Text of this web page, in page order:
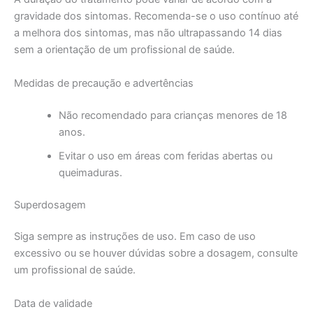
gravidade dos sintomas. Recomenda-se o uso contínuo até
a melhora dos sintomas, mas não ultrapassando 14 dias
sem a orientação de um profissional de saúde.
Medidas de precaução e advertências
Não recomendado para crianças menores de 18
anos.
Evitar o uso em áreas com feridas abertas ou
queimaduras.
Superdosagem
Siga sempre as instruções de uso. Em caso de uso
excessivo ou se houver dúvidas sobre a dosagem, consulte
um profissional de saúde.
Data de validade